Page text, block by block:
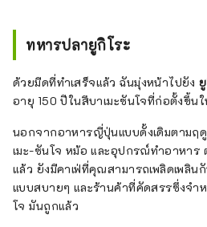
ทหารปลายูกิโระ
ด้วยมีดที่ทำเสร็จแล้ว ฉันมุ่งหน้าไปยัง
อายุ 150 ปีในสึบาเมะซันโจที่ก่อตั้งขึ้น
นอกจากอาหารญี่ปุ่นแบบดั้งเดิมตามฤ
เมะ-ซันโจ หม้อ และอุปกรณ์ทำอาหาร
แล้ว ยังมีคาเฟ่ที่คุณสามารถเพลิดเพลิ
แบบสบายๆ และร้านค้าที่คัดสรรซึ่งจ
โจ มันถูกแล้ว